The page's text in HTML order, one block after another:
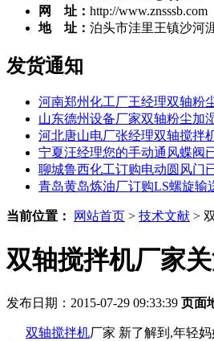
网 址： http://www.znsssb.com
地 址： 泊头市洼里王镇沙河
发货通知
河南郑州化工厂王经理双轴粉
山东德州设备厂家双轴粉尘加
河北唐山电厂张经理双轴搅拌
宁夏汪经理您的手动通风蝶阀
聊城鲁西化工订购电动圆风门
青岛黄岛炼油厂订购LS螺旋输
当前位置： 网站首页 > 技术文献 >
双轴搅拌机厂家
发布日期：2015-07-29 09:33:39 页面
双轴搅拌机厂家 新了解到,年轻